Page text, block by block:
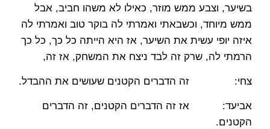
בשיער, וצבע ממש מוזר, כאילו לא משהו חביב, אבל
ממש מיוחד, וכשבאתי ואמרתי לה בוקר טוב ואמרתי לה
איזה יופי עשית את השיער, אז היא הייתה כל כך, כל כך
הרמתי לה, שרק זה לבד ניצח את המשחק, אז זה,
צחי: זה הדברים הקטנים שעושים את ההבדל.
אביעד: אז זה הדברים הקטנים, זה הדברים
הקטנים.